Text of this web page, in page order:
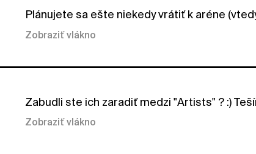
Plánujete sa ešte niekedy vrátiť k aréne
Zobraziť vlákno
Zabudli ste ich zaradiť medzi "Artists" ? :)
Zobraziť vlákno